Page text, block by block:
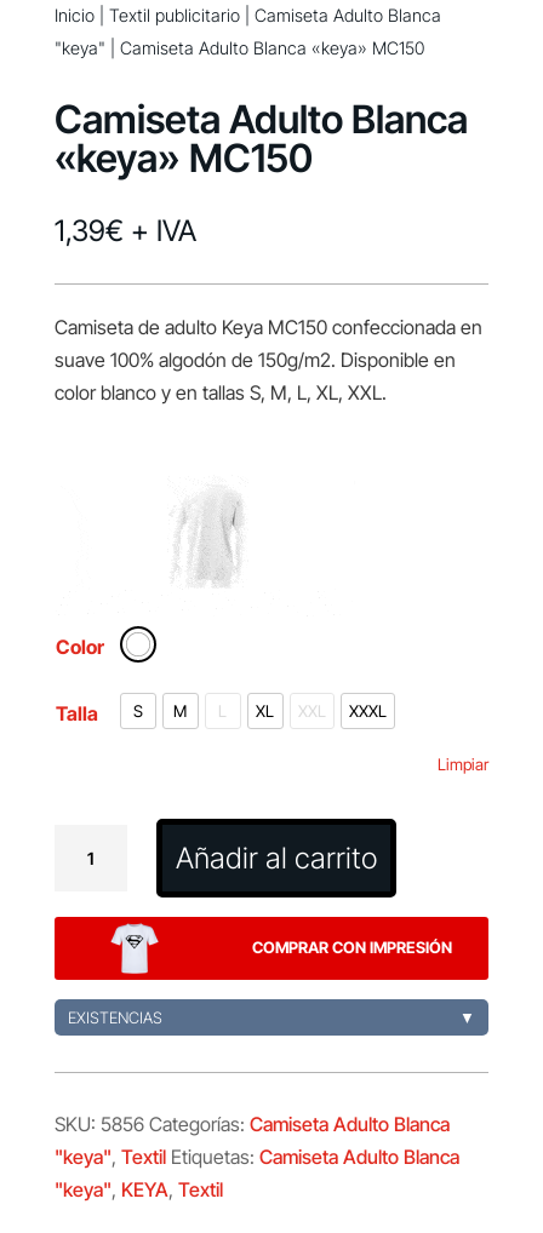
Inicio| Textil publicitario| Camiseta Adulto Blanca
"keya" | Camiseta Adulto Blanca «keya» MC150
Camiseta Adulto Blanca
«keya» MC150
1,39€ + IVA
Camiseta de adulto Keya MC150 confeccionada en
suave 100% algodón de 150g/m2. Disponible en
color blanco y en tallas S, M, L, XL, XXL.
Color
Talla S M L XL XXL XXXL
Limpiar
Adulto
cantidad
Añadir al carrito
COMPRAR CON IMPRESIÓN
EXISTENCIAS ▼
SKU: 5856 Categorías: Camiseta Adulto Blanca
"keya", Textil Etiquetas: Camiseta Adulto Blanca
"keya", KEYA, Textil